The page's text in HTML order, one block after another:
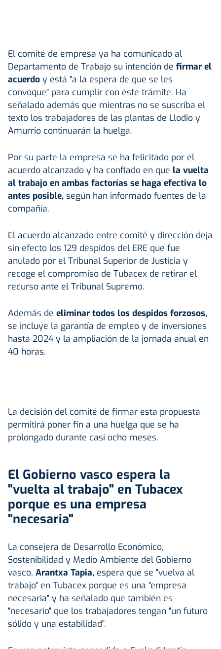
El comité de empresa ya ha comunicado al
Departamento de Trabajo su intención de firmar el
acuerdo y está "a la espera de que se les
convoque" para cumplir con este trámite. Ha
señalado además que mientras no se suscriba el
texto los trabajadores de las plantas de Llodio y
Amurrio continuarán la huelga.
Por su parte la empresa se ha felicitado por el
acuerdo alcanzado y ha confiado en que la vuelta
al trabajo en ambas factorías se haga efectiva lo
antes posible, según han informado fuentes de la
compañía.
El acuerdo alcanzado entre comité y dirección deja
sin efecto los 129 despidos del ERE que fue
anulado por el Tribunal Superior de Justicia y
recoge el compromiso de Tubacex de retirar el
recurso ante el Tribunal Supremo.
Además de eliminar todos los despidos forzosos,
se incluye la garantía de empleo y de inversiones
hasta 2024 y la ampliación de la jornada anual en
40 horas.
La decisión del comité de firmar esta propuesta
permitirá poner fin a una huelga que se ha
prolongado durante casi ocho meses.
El Gobierno vasco espera la
"vuelta al trabajo" en Tubacex
porque es una empresa
"necesaria"
La consejera de Desarrollo Económico,
Sostenibilidad y Medio Ambiente del Gobierno
vasco, Arantxa Tapia, espera que se "vuelva al
trabajo" en Tubacex porque es una "empresa
necesaria" y ha señalado que también es
"necesario" que los trabajadores tengan "un futuro
sólido y una estabilidad".